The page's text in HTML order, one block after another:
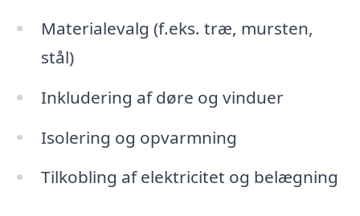
Materialevalg (f.eks. træ, mursten,
stål)
Inkludering af døre og vinduer
Isolering og opvarmning
Tilkobling af elektricitet og belægning